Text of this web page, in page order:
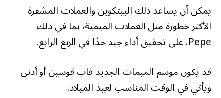
يمكن أن يساعد ذلك البيتكوين والعملات المشفرة
الأكثر خطورة مثل العملات الميمية، بما في ذلك
Pepe، على تحقيق أداء جيد جدًا في الربع الرابع.
قد يكون موسم الميمات الجديد قاب قوسين أو أدنى
ويأتي في الوقت المناسب لعيد الميلاد.